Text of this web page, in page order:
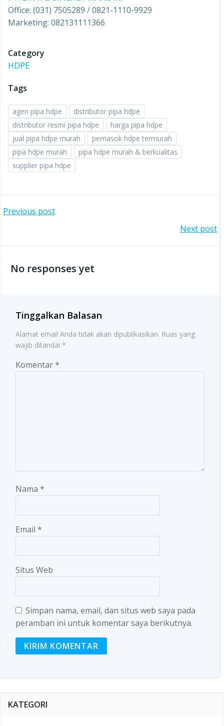
Office: (031) 7505289 / 0821-1110-9929
Marketing: 082131111366
Category
HDPE
Tags
agen pipa hdpe
distributor pipa hdpe
distributor resmi pipa hdpe
harga pipa hdpe
jual pipa hdpe murah
pemasok hdpe termurah
pipa hdpe murah
pipa hdpe murah & berkualitas
supplier pipa hdpe
Post
Previous post
navigation
Next post
No responses yet
Tinggalkan Balasan
Alamat email Anda tidak akan dipublikasikan. Ruas yang
wajib ditandai *
Komentar*
Nama *
Email *
Situs Web
Simpan nama, email, dan situs web saya pada
peramban ini untuk komentar saya berikutnya.
KATEGORI